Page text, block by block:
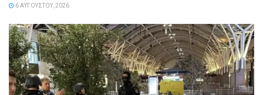
6 ΑΥΓΟΎΣΤΟΥ, 2026